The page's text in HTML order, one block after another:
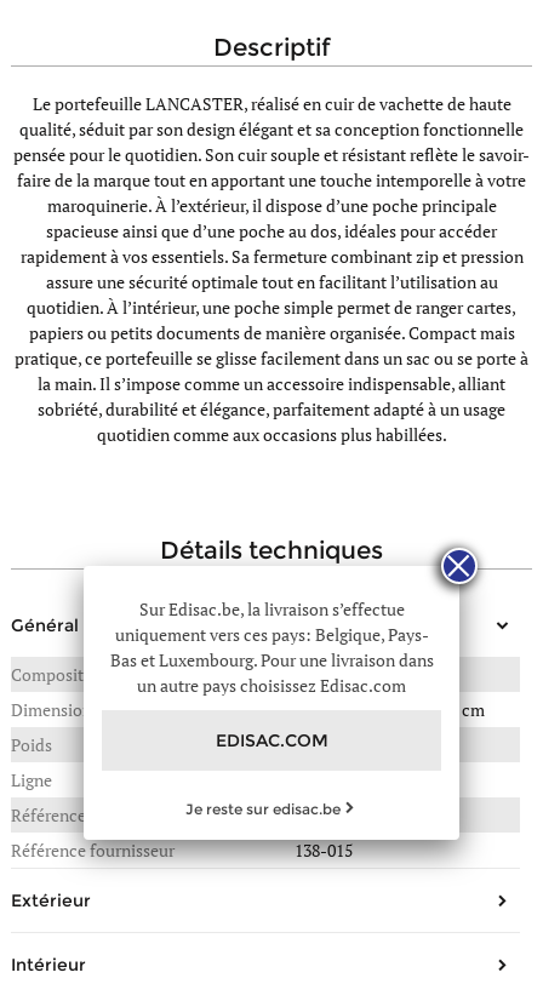
descriptif
Le portefeuille LANCASTER, réalisé en cuir de vachette de haute
qualité, séduit par son design élégant et sa conception fonctionnelle
pensée pour le quotidien. Son cuir souple et résistant reflète le savoir-
faire de la marque tout en apportant une touche intemporelle à votre
maroquinerie. À l’extérieur, il dispose d’une poche principale
spacieuse ainsi que d’une poche au dos, idéales pour accéder
rapidement à vos essentiels. Sa fermeture combinant zip et pression
assure une sécurité optimale tout en facilitant l’utilisation au
quotidien. À l’intérieur, une poche simple permet de ranger cartes,
papiers ou petits documents de manière organisée. Compact mais
pratique, ce portefeuille se glisse facilement dans un sac ou se porte à
la main. Il s’impose comme un accessoire indispensable, alliant
sobriété, durabilité et élégance, parfaitement adapté à un usage
quotidien comme aux occasions plus habillées.
détails techniques
Général
Composition
CUIR DE VACHETTE
Dimensions
18(L) x 3(P) x 10(H) en cm
Poids
0,300 kg
Ligne
Référence :
284-0138-015
Référence fournisseur
138-015
Extérieur
Intérieur
Sur Edisac.be, la livraison s’effectue
uniquement vers ces pays: Belgique, Pays-
Bas et Luxembourg. Pour une livraison dans
un autre pays choisissez Edisac.com
EDISAC.COM
Je reste sur edisac.be